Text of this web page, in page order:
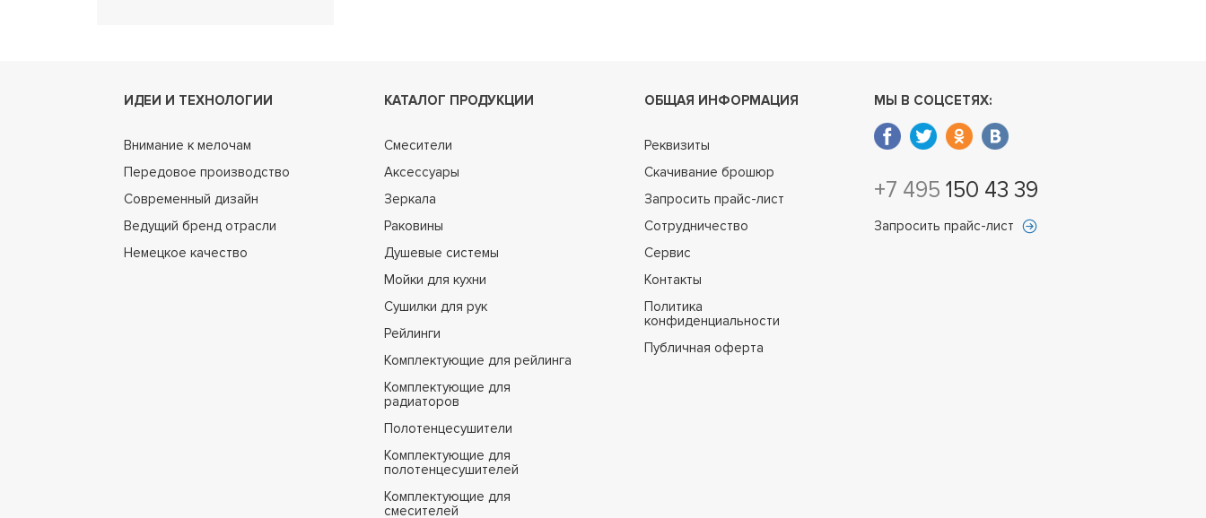
ИДЕИ И ТЕХНОЛОГИИ
Внимание к мелочам
Передовое производство
Современный дизайн
Ведущий бренд отрасли
Немецкое качество
КАТАЛОГ ПРОДУКЦИИ
Смесители
Аксессуары
Зеркала
Раковины
Душевые системы
Мойки для кухни
Сушилки для рук
Рейлинги
Комплектующие для рейлинга
Комплектующие для
радиаторов
Полотенцесушители
Комплектующие для
полотенцесушителей
Комплектующие для
смесителей
ОБЩАЯ ИНФОРМАЦИЯ
Реквизиты
Скачивание брошюр
Запросить прайс-лист
Сотрудничество
Сервис
Контакты
Политика
конфиденциальности
Публичная оферта
МЫ В СОЦСЕТЯХ:
+7 495 150 43 39
Запросить прайс-лист